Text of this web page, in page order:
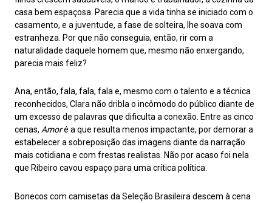
casa bem espaçosa. Parecia que a vida tinha se iniciado com o
casamento, e a juventude, a fase de solteira, lhe soava com
estranheza. Por que não conseguia, então, rir com a
naturalidade daquele homem que, mesmo não enxergando,
parecia mais feliz?
Ana, então, fala, fala, fala e, mesmo com o talento e a técnica
reconhecidos, Clara não dribla o incômodo do público diante de
um excesso de palavras que dificulta a conexão. Entre as cinco
cenas, Amoré a que resulta menos impactante, por demorar a
estabelecer a sobreposição das imagens diante da narração
mais cotidiana e com frestas realistas. Não por acaso foi nela
que Ribeiro cavou espaço para uma crítica política.
Bonecos com camisetas da Seleção Brasileira descem à cena